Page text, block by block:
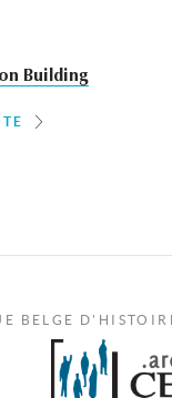
Building
BELGE